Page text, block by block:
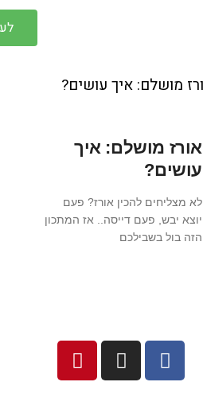
אורז מושלם: איך
עושים?
לא מצליחים להכין אורז? פעם
יוצא יבש, פעם דייסה.. אז המתכון
הזה בול בשבילכם